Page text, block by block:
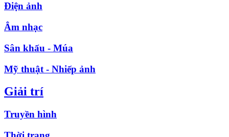
Điện ảnh
Âm nhạc
Sân khấu - Múa
Mỹ thuật - Nhiếp ảnh
Giải trí
Truyền hình